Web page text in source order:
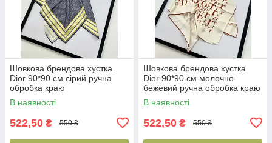
Шовкова брендова хустка
Dior 90*90 см сірий ручна
обробка краю
В наявності
522,50 ₴ 550 ₴
Шовкова брендова хустка
Dior 90*90 см молочно-
бежевий ручна обробка краю
В наявності
522,50 ₴ 550 ₴